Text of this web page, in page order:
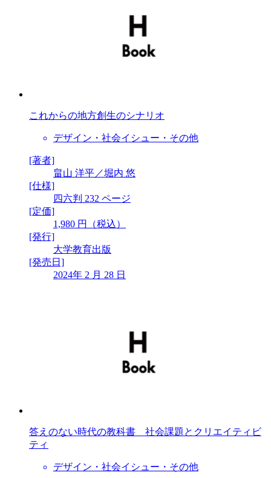
これからの地方創生のシナリオ
デザイン・社会イシュー・その他
[著者]
畠山 洋平／堀内 悠
[仕様]
四六判 232 ページ
[定価]
1,980 円（税込）
[発行]
大学教育出版
[発売日]
2024年 2 月 28 日
答えのない時代の教科書 社会課題とクリエイティビ
ティ
デザイン・社会イシュー・その他